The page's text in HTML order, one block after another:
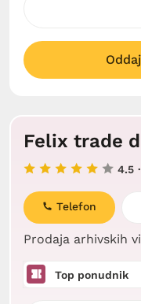
Felix trade
4.5
Prodaja arhivskih
Telefon
Top ponudnik